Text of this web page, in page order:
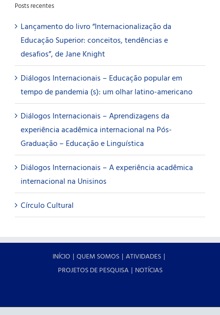
Posts recentes
Lançamento do livro “Internacionalização da
Educação Superior: conceitos, tendências e
desafios”, de Jane Knight
Diálogos Internacionais – Educação popular em
tempo de pandemia (s): um olhar latino-americano
Diálogos Internacionais – Aprendizagens da
experiência acadêmica internacional na Pós-
Graduação – Educação e Linguística
Diálogos Internacionais – A experiência acadêmica
internacional na Unisinos
Círculo Cultural
INÍCIO QUEM SOMOS
ATIVIDADES
PROJETOS DE PESQUISA
NOTÍCIAS